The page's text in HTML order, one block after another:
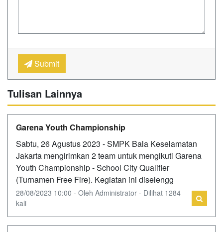
Submit
Tulisan Lainnya
Garena Youth Championship
Sabtu, 26 Agustus 2023 - SMPK Bala Keselamatan
Jakarta mengirimkan 2 team untuk mengikuti Garena
Youth Championship - School City Qualifier
(Turnamen Free Fire). Kegiatan ini diselengg
28/08/2023 10:00 - Oleh Administrator - Dilihat 1284
kali